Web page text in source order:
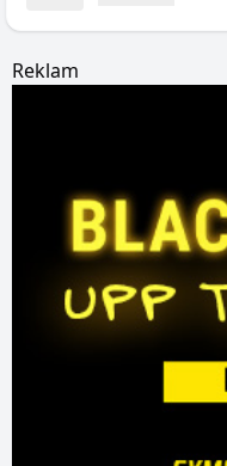
Reklam